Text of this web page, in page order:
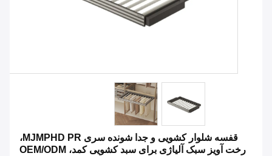
قفسه شلوار کشویی و جدا شونده سری MJMPHD PR،
رخت آویز سبک آلیاژی برای سبد کشویی کمد، OEM/ODM